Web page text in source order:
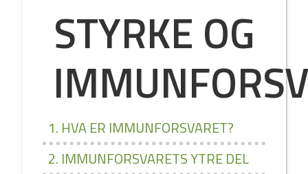
STYRKE OG
1. HVA ER IMMUNFORSVARET?
2. IMMUNFORSVARETS YTRE DEL